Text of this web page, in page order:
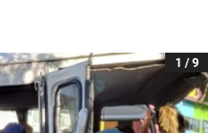
1 / 9